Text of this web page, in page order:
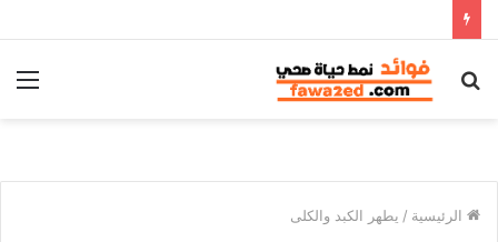
بحث
الرئيسية / يطهر الكبد والكلى